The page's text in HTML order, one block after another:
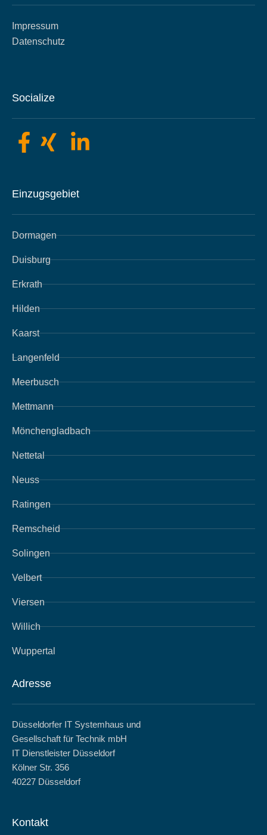
Impressum
Datenschutz
Socialize
Einzugsgebiet
Dormagen
Duisburg
Erkrath
Hilden
Kaarst
Langenfeld
Meerbusch
Mettmann
Mönchengladbach
Nettetal
Neuss
Ratingen
Remscheid
Solingen
Velbert
Viersen
Willich
Wuppertal
Adresse
Düsseldorfer IT Systemhaus und
Gesellschaft für Technik mbH
IT Dienstleister Düsseldorf
Kölner Str. 356
40227 Düsseldorf
Kontakt